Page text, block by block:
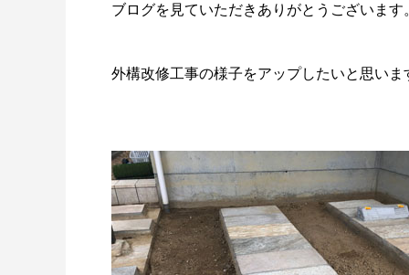
ブログを見ていただきありがとうございます
外構改修工事の様子をアップしたいと思いま